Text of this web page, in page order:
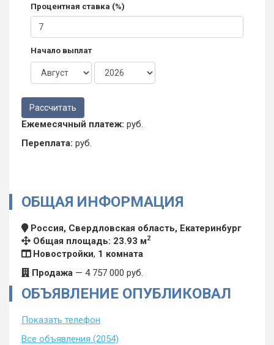
Процентная ставка (%)
Начало выплат
Ежемесячный платеж: руб.
Переплата: руб.
ОБЩАЯ ИНФОРМАЦИЯ
Россия, Свердловская область, Екатеринбург
Общая площадь: 23.93 м2
Новостройки, 1 комната
Продажа — 4 757 000 руб.
ОБЪЯВЛЕНИЕ ОПУБЛИКОВАЛ
Показать телефон
Все объявления (2054)